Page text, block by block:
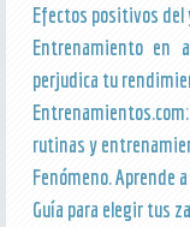
Efectos positivos
Entrenamiento en
perjudica tu
rutinas y
Fenómeno. Aprende
Guía para elegir tus